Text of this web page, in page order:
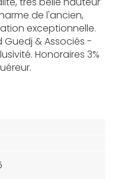
de l'ancien,
exceptionnelle.
& Associés -
Honoraires 3%